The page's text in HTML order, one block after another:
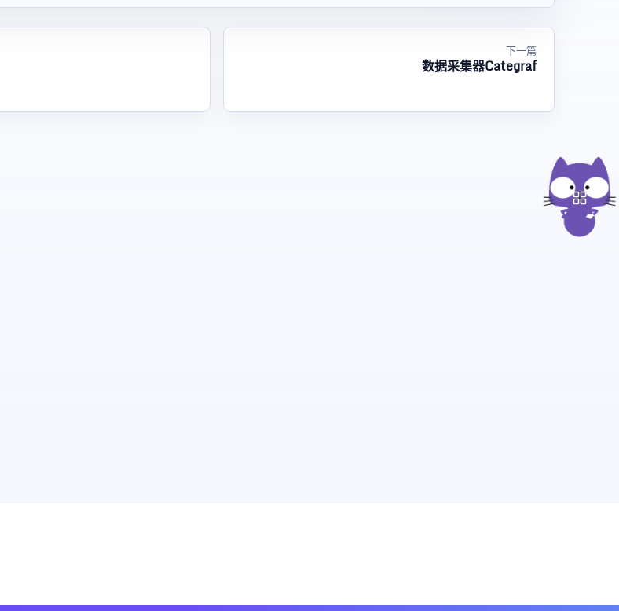
下一篇
数据采集器Categraf